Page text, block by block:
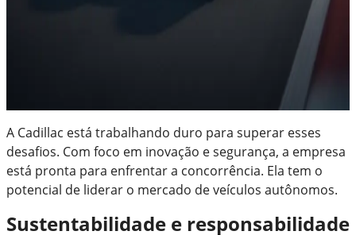
A Cadillac está trabalhando duro para superar esses
desafios. Com foco em inovação e segurança, a empresa
está pronta para enfrentar a concorrência. Ela tem o
potencial de liderar o mercado de veículos autônomos.
Sustentabilidade e responsabilidade